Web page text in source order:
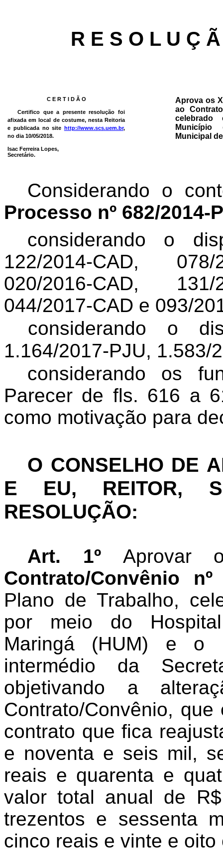
R E S O L U Ç
C E R T I D Ã O
Certifico que a presente resolução foi
afixada em local de costume, nesta Reitoria
e publicada no site http://www.scs.uem.br,
no dia 10/05/2018.
Isac Ferreira Lopes,
Secretário.
Aprova os
ao
celebrado
Município
Municipal
Considerando o
Processo nº 682/2014-
considerando o
122/2014-CAD, 078/
020/2016-CAD, 131/
044/2017-CAD e 093/
considerando o
1.164/2017-PJU, 1.583/
considerando os
Parecer de fls. 616 a
como motivação para
O CONSELHO DE
E EU, REITOR,
RESOLUÇÃO:
Art. 1º
Contrato/Convênio nº
Plano de Trabalho,
por meio do
Maringá (HUM) e o
intermédio da
objetivando a
Contrato/Convênio,
contrato que fica
e noventa e seis mil,
reais e quarenta e
valor total anual de
trezentos e sessenta
cinco reais e vinte e oito